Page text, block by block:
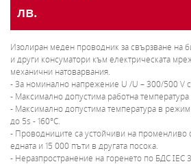
лв.
Изолиран меден проводник за свързване на
и други консуматори към електрическата
механични натоварвания.
- За номинално напрежение U /U – 300/500 V с
- Максимално допустима работна температура
- Максимално допустима температура в
до 5s - 160°С.
- Проводниците са устойчиви на променливо
едната и 15 000 пъти в другата посока.
- Неразпространение на горенето по БДС IEC